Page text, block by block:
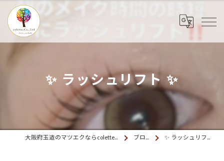
✨️ ラッシュリフト ✨️
大阪府玉造のマツエクならcolette. 玉造 ブログ ✨️ ラッシュリフト ✨️